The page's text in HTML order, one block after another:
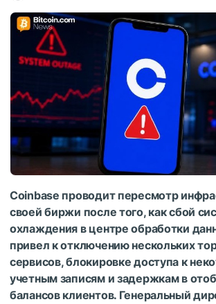
Coinbase проводит пересмотр
своей биржи после того, как сбой
охлаждения в центре обработки
привел к отключению нескольких
сервисов, блокировке доступа к
учетным записям и задержкам в
балансов клиентов. Генеральный